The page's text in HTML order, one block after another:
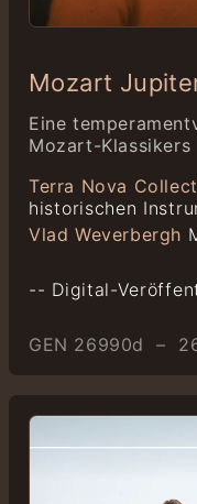
Mozart
Eine
Mozart-Klassikers
Terra Nova
historischen
Vlad Weverbergh
-- Digital-
GEN 26990d –